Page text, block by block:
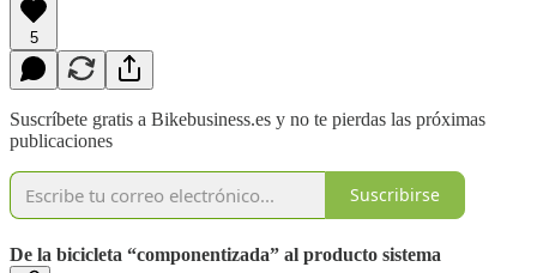
5
Suscríbete gratis a Bikebusiness.es y no te pierdas las próximas
publicaciones
Suscribirse
De la bicicleta “componentizada” al producto sistema